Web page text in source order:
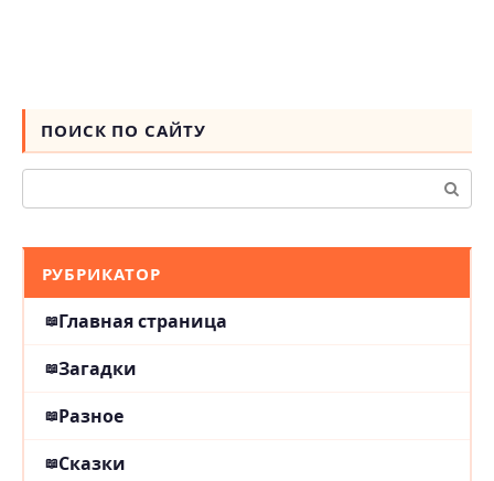
ПОИСК ПО САЙТУ
РУБРИКАТОР
Главная страница
Загадки
Разное
Сказки